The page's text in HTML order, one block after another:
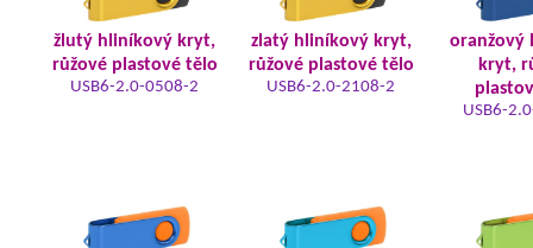
žlutý hliníkový kryt,
růžové plastové tělo
USB6-2.0-0508-2
zlatý hliníkový kryt,
růžové plastové tělo
USB6-2.0-2108-2
oranžový
kryt,
USB6-